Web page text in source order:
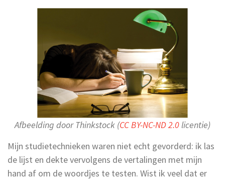
Afbeelding door Thinkstock (CC BY-NC-ND 2.0 licentie)
Mijn studietechnieken waren niet echt gevorderd: ik las
de lijst en dekte vervolgens de vertalingen met mijn
hand af om de woordjes te testen. Wist ik veel dat er